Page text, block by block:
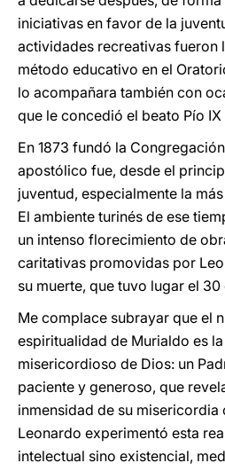
iniciativas en favor de la
actividades recreativas fueron
método educativo en el
lo acompañara también con
que le concedió el beato Pío IX
En 1873 fundó la
apostólico fue, desde el
juventud, especialmente la
El ambiente turinés de ese
un intenso florecimiento de
caritativas promovidas por
su muerte, que tuvo lugar el
Me complace subrayar que el
espiritualidad de Murialdo es
misericordioso de Dios: un
paciente y generoso, que
inmensidad de su misericordia
Leonardo experimentó esta
intelectual sino existencial,